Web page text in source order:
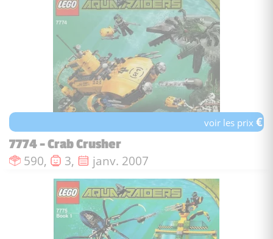
voir les prix€
7774 - Crab Crusher
Nombre de pièces :
590, Nombre de figurines :
3, Date de sortie :
janv. 2007